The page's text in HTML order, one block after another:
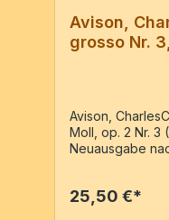
Avison,
grosso Nr.
Avison,
Moll, op. 2 Nr. 3
Neuausgabe
Reprint der
25,50 €*